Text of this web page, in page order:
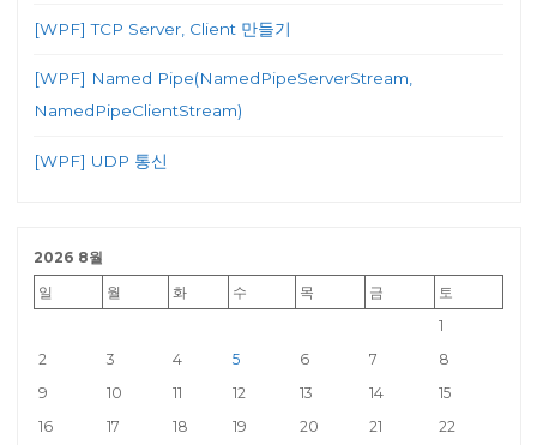
[WPF] TCP Server, Client 만들기
[WPF] Named Pipe(NamedPipeServerStream,
NamedPipeClientStream)
[WPF] UDP 통신
2026 8월
일
월 화 수 목 금
토
1
2
3 4 5 6 7
8
9
10 11 12 13 14
15
16
17 18 19 20 21
22